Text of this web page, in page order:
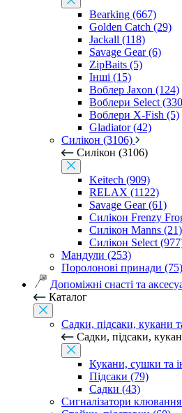
Bearking (667)
Golden Catch (29)
Jackall (118)
Savage Gear (6)
ZipBaits (5)
Інші (15)
Воблер Jaxon (124)
Воблери Select
Воблери X-Fish (5)
Gladiator (42)
Силікон (3106)
Силікон (3106)
Keitech (909)
RELAX (1122)
Savage Gear (61)
Силікон Frenzy
Силікон Manns (21)
Силікон Select
Мандули (253)
Поролонові принади (75)
Допоміжні снасті та
Каталог
Садки, підсаки, кукани
Садки, підсаки,
Кукани, сушки та
Підсаки (79)
Садки (43)
Сигналізатори